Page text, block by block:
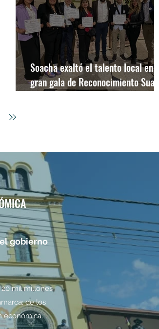
Soacha exaltó el talento local en la
gran gala de Reconocimiento Suarte
gobierno
mil millones
de los
económica.